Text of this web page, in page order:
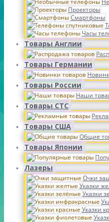
Проекторы
Смартфоны
Часы
Товары Англии
Товары Германии
Товары России
Наши
Товары СТС
Товары США
Общие
Товары Японии
Лазеры
Очки
Указки
Указки
Указки